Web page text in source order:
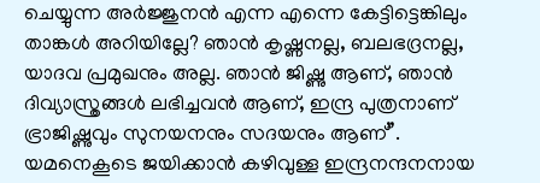
ചെയ്യുന്ന അര്‍ജ്ജുനന്‍ എന്ന എന്നെ കേട്ടിട്ടെങ്കിലും
താങ്കള്‍ അറിയില്ലേ? ഞാന്‍ കൃഷ്ണനല്ല, ബലഭദ്രനല്ല,
യാദവ പ്രമുഖനും അല്ല. ഞാന്‍ ജിഷ്ണു ആണ്‌, ഞാന്‍
ദിവ്യാസ്ത്രങ്ങള്‍ ലഭിച്ചവന്‍ ആണ്‌, ഇന്ദ്ര പുത്രനാണ്‌
ഭ്രാജിഷ്ണുവും സുനയനനും സദയനും ആണ്‌”.
യമനെകൂടെ ജയിക്കാന്‍ കഴിവുള്ള ഇന്ദ്രനന്ദനനായ